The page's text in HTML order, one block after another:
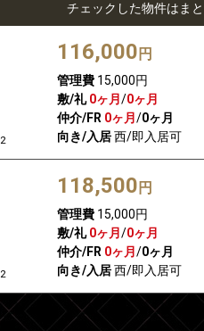
チェックした物件はま
2
116,000 円
管理費15,000円
敷/礼 0ヶ月 /0ヶ月
仲介/FR 0ヶ月 /0ヶ月
向き/入居西/即入居可
2
118,500 円
管理費15,000円
敷/礼 0ヶ月 /0ヶ月
仲介/FR 0ヶ月 /0ヶ月
向き/入居西/即入居可